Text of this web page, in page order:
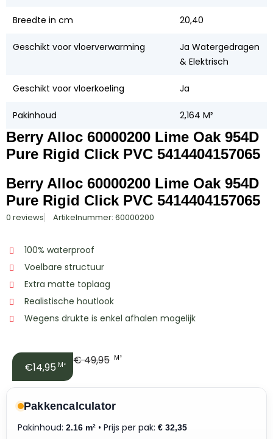
Breedte in cm 20,40
Geschikt voor vloerverwarming
Ja Watergedragen
& Elektrisch
Geschikt voor vloerkoeling Ja
Pakinhoud 2,164 M²
Berry Alloc 60000200 Lime Oak 954D
Pure Rigid Click PVC 5414404157065
Berry Alloc 60000200 Lime Oak 954D
Pure Rigid Click PVC 5414404157065
0 reviews Artikelnummer: 60000200
100% waterproof
Voelbare structuur
Extra matte toplaag
Realistische houtlook
Wegens drukte is enkel afhalen mogelijk
€14,95 M² €49,95 M²
Pakkencalculator
Pakinhoud: 2.16 m² • Prijs per pak: € 32,35